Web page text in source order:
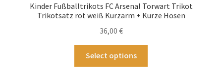
auf
gewählt
Kinder Fußballtrikots FC Arsenal Torwart Trikot
Trikotsatz rot weiß Kurzarm + Kurze Hosen
36,00 €
Select options